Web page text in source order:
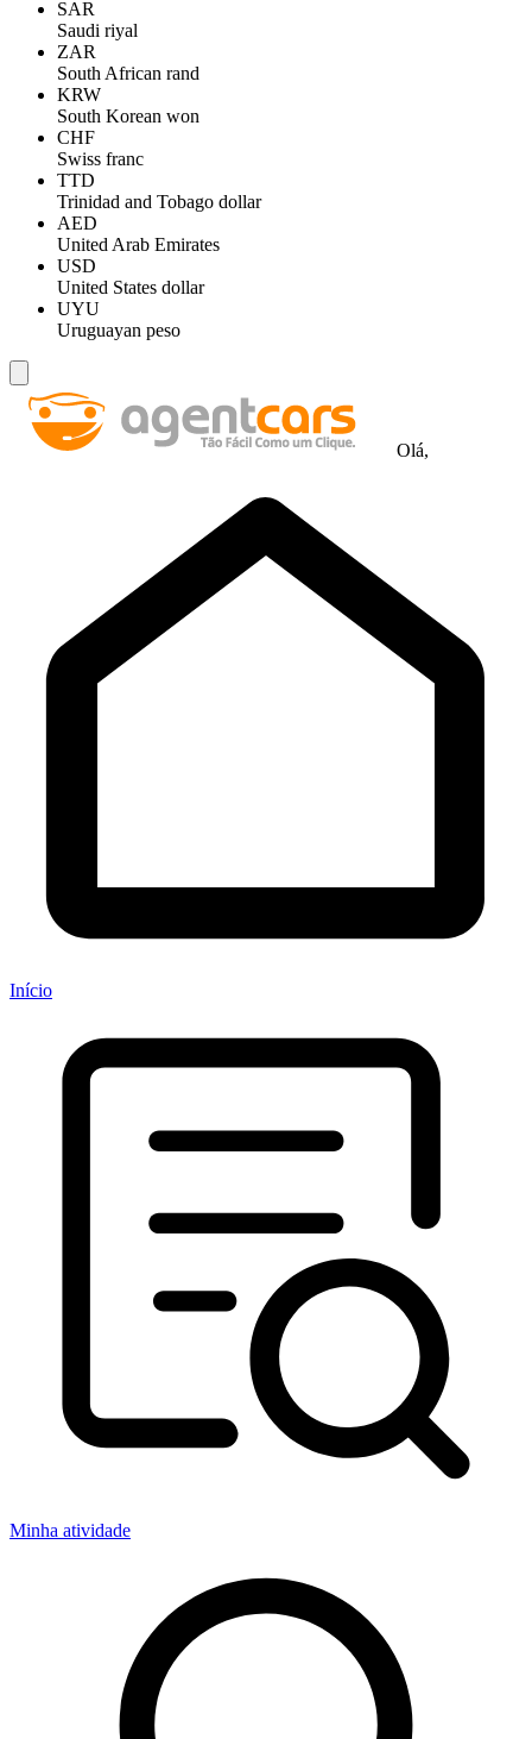
SAR
Saudi riyal
ZAR
South African rand
KRW
South Korean won
CHF
Swiss franc
TTD
Trinidad and Tobago dollar
AED
United Arab Emirates
USD
United States dollar
UYU
Uruguayan peso
Olá,
Início
Minha atividade